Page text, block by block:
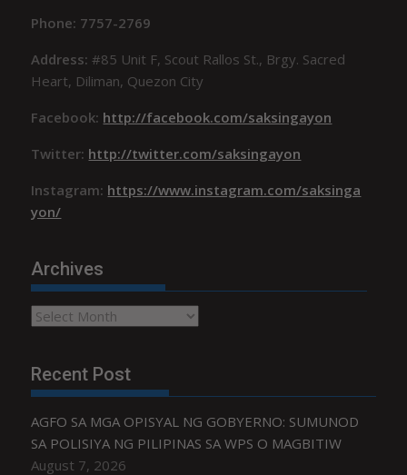
Phone: 7757-2769
Address:#85 Unit F, Scout Rallos St., Brgy. Sacred
Heart, Diliman, Quezon City
Facebook: http://facebook.com/saksingayon
Twitter: http://twitter.com/saksingayon
Instagram: https://www.instagram.com/saksinga
yon/
Archives
Archives
Recent Post
AGFO SA MGA OPISYAL NG GOBYERNO: SUMUNOD
SA POLISIYA NG PILIPINAS SA WPS O MAGBITIW
August 7, 2026